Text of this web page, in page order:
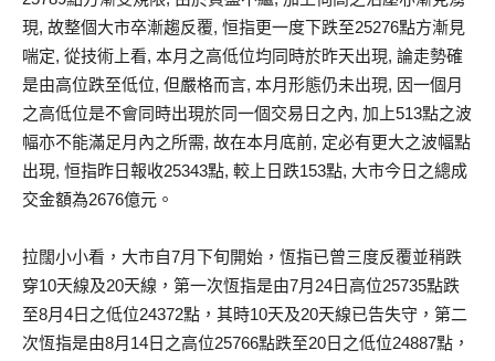
現, 故整個大市卒漸趨反覆, 恒指更一度下跌至25276點方漸見
喘定, 從技術上看, 本月之高低位均同時於昨天出現, 論走勢確
是由高位跌至低位, 但嚴格而言, 本月形態仍未出現, 因一個月
之高低位是不會同時出現於同一個交易日之內, 加上513點之波
幅亦不能滿足月內之所需, 故在本月底前, 定必有更大之波幅點
出現, 恒指昨日報收25343點, 較上日跌153點, 大市今日之總成
交金額為2676億元。
拉闊小小看，大市自7月下旬開始，恆指已曾三度反覆並稍跌
穿10天線及20天線，第一次恆指是由7月24日高位25735點跌
至8月4日之低位24372點，其時10天及20天線已告失守，第二
次恆指是由8月14日之高位25766點跌至20日之低位24887點，